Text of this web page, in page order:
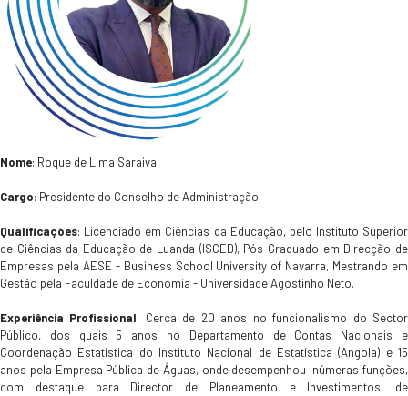
Nome: Roque de Lima Saraiva
Cargo: Presidente do Conselho de Administração
Qualificações: Licenciado em Ciências da Educação, pelo Instituto Superior
de Ciências da Educação de Luanda (ISCED), Pós-Graduado em Direcção de
Empresas pela AESE - Business School University of Navarra, Mestrando em
Gestão pela Faculdade de Economia - Universidade Agostinho Neto.
Experiência Profissional: Cerca de 20 anos no funcionalismo do Sector
Público, dos quais 5 anos no Departamento de Contas Nacionais e
Coordenação Estatística do Instituto Nacional de Estatística (Angola) e 15
anos pela Empresa Pública de Águas, onde desempenhou inúmeras funções,
com destaque para Director de Planeamento e Investimentos, de